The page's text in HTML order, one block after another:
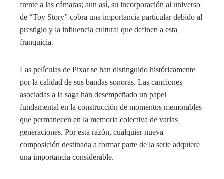
frente a las cámaras; aun así, su incorporación al universo
de “Toy Story” cobra una importancia particular debido al
prestigio y la influencia cultural que definen a esta
franquicia.
Las películas de Pixar se han distinguido históricamente
por la calidad de sus bandas sonoras. Las canciones
asociadas a la saga han desempeñado un papel
fundamental en la construcción de momentos memorables
que permanecen en la memoria colectiva de varias
generaciones. Por esta razón, cualquier nueva
composición destinada a formar parte de la serie adquiere
una importancia considerable.